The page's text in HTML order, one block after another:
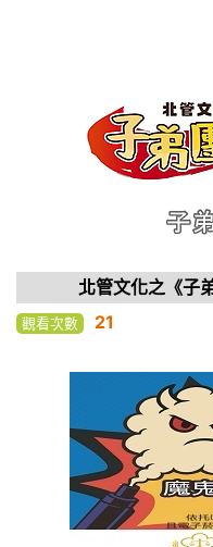
北管文化之《子
觀看次數 21